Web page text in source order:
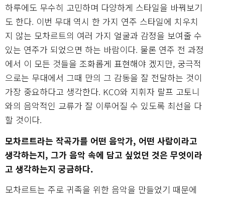
하루에도 무수히 고민하며 다양하게 스타일을 바꿔보기
도 한다. 이번 무대 역시 한 가지 연주 스타일에 치우치
지 않는 모차르트의 여러 가지 얼굴과 감정을 보여줄 수
있는 연주가 되었으면 하는 바람이다. 물론 연주 전 과정
에서 이 모든 것들을 조화롭게 표현해야 겠지만, 궁극적
으로는 무대에서 그때 만의 그 감동을 잘 전달하는 것이
가장 중요하다고 생각한다. KCO와 지휘자 랄프 고토니
와의 음악적인 교류가 잘 이루어질 수 있도록 최선을 다
할 것이다.
모차르트라는 작곡가를 어떤 음악가, 어떤 사람이라고
생각하는지, 그가 음악 속에 담고 싶었던 것은 무엇이라
고 생각하는지 궁금하다.
모차르트는 주로 귀족을 위한 음악을 만들었기 때문에